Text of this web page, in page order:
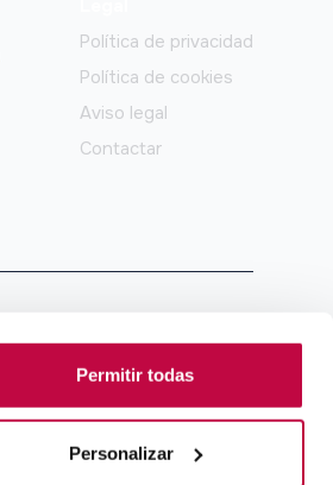
Permitir todas
Personalizar
Política de privacidad
Política de cookies
Aviso legal
Contactar